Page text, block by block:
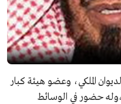
الملكي، وعضو هيئة كبار
حضور في الوسائط